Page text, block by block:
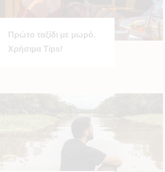
Πρώτο ταξίδι με μωρό.
Χρήσιμα Tips!